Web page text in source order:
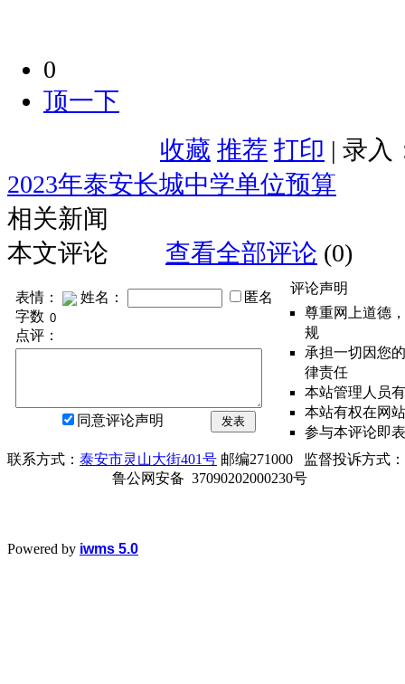
0
顶一下
收藏 推荐 打印 | 录入
2023年泰安长城中学单位预算
相关新闻
本文评论
查看全部评论 (0)
表情： 姓名：
匿名
字数
点评：
同意评论声明 发表
评论声明
尊重网上道德
规
承担一切因您
律责任
本站管理人员
本站有权在网
参与本评论即
联系方式： 泰安市灵山大街401号 邮编271000 监督投诉方式：
鲁公网安备 37090202000230号
Powered by iwms 5.0